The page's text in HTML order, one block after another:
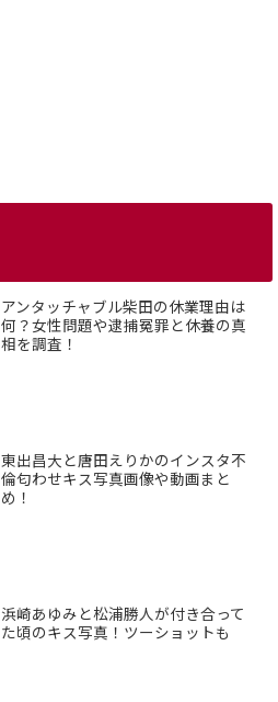
アンタッチャブル柴田の休業理由は
何？女性問題や逮捕冤罪と休養の真
相を調査！
東出昌大と唐田えりかのインスタ不
倫匂わせキス写真画像や動画まと
め！
浜崎あゆみと松浦勝人が付き合って
た頃のキス写真！ツーショットも